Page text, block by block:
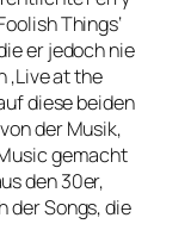
Things‘
er jedoch nie
at the
diese beiden
der Musik,
gemacht
den 30er,
der Songs, die